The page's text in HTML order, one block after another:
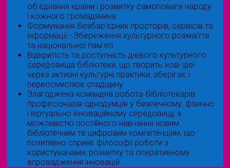
об'єднання країни і розвитку самоповаги народу
і кожного громадянина
Формування безбар’єрних просторів, сервісів та
інформації - Збереження культурного розмаїття
та національної пам’яті
Відкритість та доступність дієвого культурного
середовища бібліотеки, що творить нові ідеї
через активні культурні практики, зберігає і
переосмислює спадщину
Злагоджена командна робота бібліотекарів
професіоналів-однодумців у безпечному, фізично
і віртуально інноваційному середовищі, з
можливістю постійного навчання новим
бібліотечним та цифровим компетенціям, що
позитивно сприяє філософії роботи з
користувачами, розвитку та оперативному
впровадження інновацій.